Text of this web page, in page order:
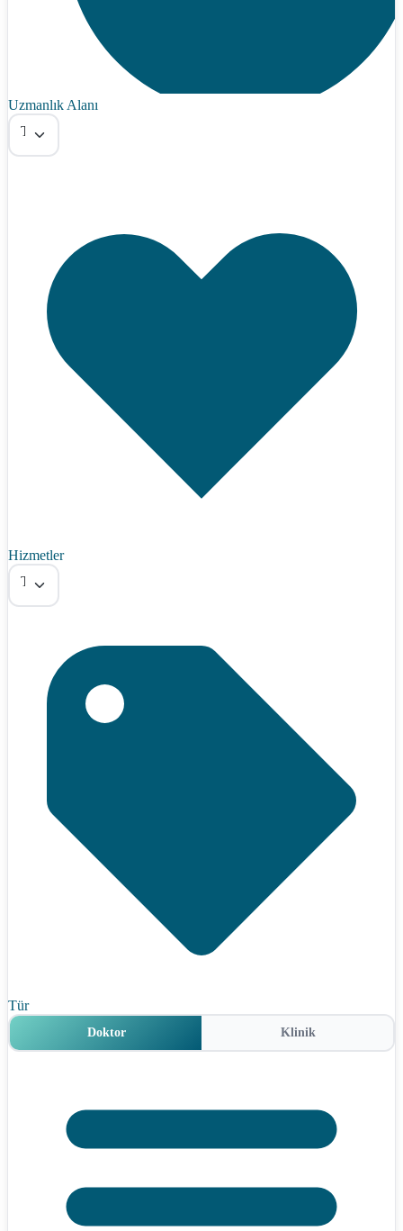
Uzmanlık Alanı
Tümü
Hizmetler
Tümü
Tür
Doktor Klinik